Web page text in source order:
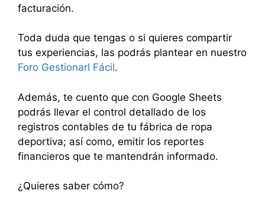
facturación.
Toda duda que tengas o si quieres compartir
tus experiencias, las podrás plantear en nuestro
Foro Gestionarl Fácil.
Además, te cuento que con Google Sheets
podrás llevar el control detallado de los
registros contables de tu fábrica de ropa
deportiva; así como, emitir los reportes
financieros que te mantendrán informado.
¿Quieres saber cómo?